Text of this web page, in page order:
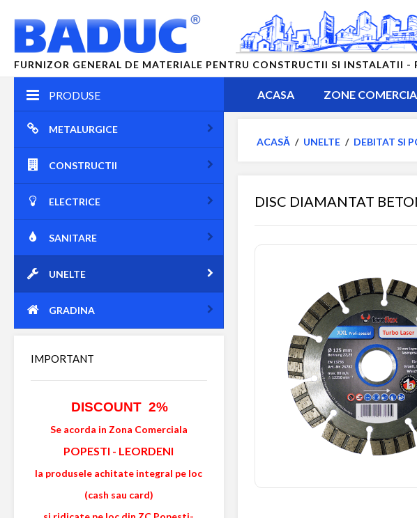
FURNIZOR GENERAL DE MATERIALE PENTRU CONSTRUCTII SI INSTALATII
PRODUSE
METALURGICE
CONSTRUCTII
ELECTRICE
SANITARE
UNELTE
GRADINA
IMPORTANT
DISCOUNT 2%
Se acorda in Zona Comerciala
POPESTI - LEORDENI
la produsele achitate integral pe loc
(cash sau card)
ACASA ZONE
ACASĂ / UNELTE / DEBITAT SI
DISC DIAMANTAT